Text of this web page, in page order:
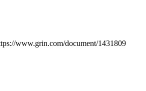
www.grin.com/document/1431809